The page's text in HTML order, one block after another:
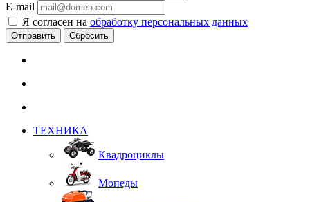
E-mail
Я согласен на обработку персональных данных
Сбросить
ТЕХНИКА
Квадроциклы
Мопеды